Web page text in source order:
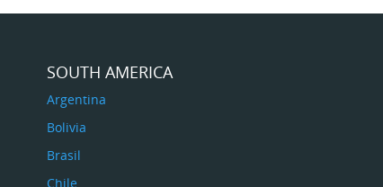
SOUTH AMERICA
Argentina
Bolivia
Brasil
Chile